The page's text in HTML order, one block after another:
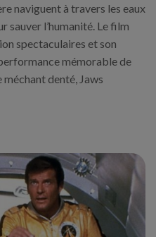
naviguent à travers les eaux
sauver l’humanité. Le film
spectaculaires et son
mémorable de
méchant denté, Jaws